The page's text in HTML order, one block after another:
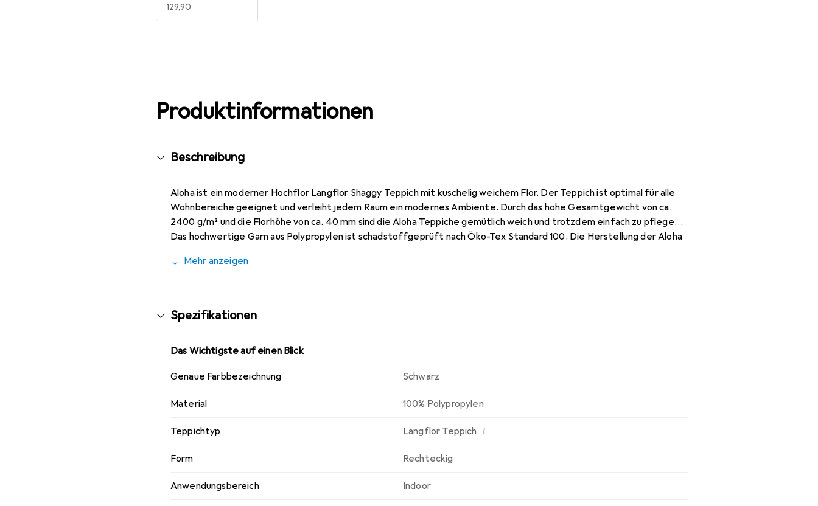
EUR
129,90
Produktinformationen
Beschreibung
Aloha ist ein moderner Hochflor Langflor Shaggy Teppich mit kuschelig weichem Flor. Der Teppich ist optimal für alle
Wohnbereiche geeignet und verleiht jedem Raum ein modernes Ambiente. Durch das hohe Gesamtgewicht von ca.
2400 g/m² und die Florhöhe von ca. 40 mm sind die Aloha Teppiche gemütlich weich und trotzdem einfach zu pflegen.
Das hochwertige Garn aus Polypropylen ist schadstoffgeprüft nach Öko-Tex Standard 100. Die Herstellung der Aloha
Mehr anzeigen
Spezifikationen
Das Wichtigste auf einen Blick
Genaue Farbbezeichnung Schwarz
Material 100% Polypropylen
Teppichtyp Langflor Teppich i
Form Rechteckig
Anwendungsbereich Indoor